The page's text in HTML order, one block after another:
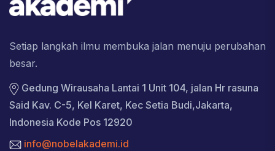
Setiap langkah ilmu membuka jalan menuju perubahan
besar.
Gedung Wirausaha Lantai 1 Unit 104, jalan Hr rasuna
Said Kav. C-5, Kel Karet, Kec Setia Budi,Jakarta,
Indonesia Kode Pos 12920
info@nobelakademi.id